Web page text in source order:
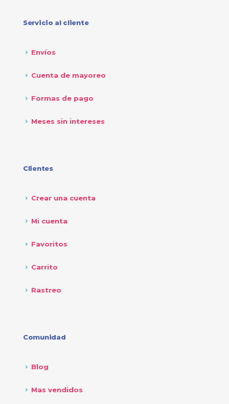
Servicio al cliente
Envíos
Cuenta de mayoreo
Formas de pago
Meses sin intereses
Clientes
Crear una cuenta
Mi cuenta
Favoritos
Carrito
Rastreo
Comunidad
Blog
Mas vendidos